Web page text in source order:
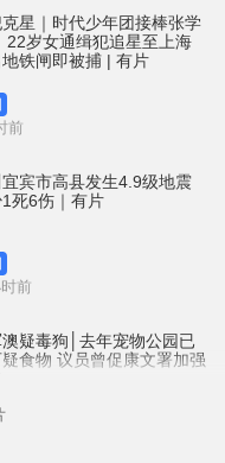
星｜时代少年团接棒张学
22岁女通缉犯追星至上海
铁闸即被捕 | 有片
前
宜宾市高县发生4.9级地震
死6伤｜有片
前
疑毒狗│去年宠物公园已
食物 议员曾促康文署加强